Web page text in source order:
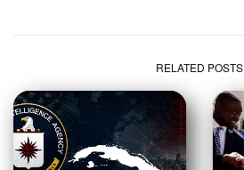
RELATED POSTS